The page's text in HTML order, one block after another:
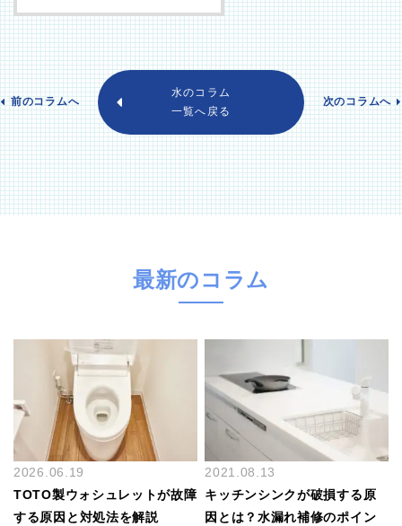
前のコラムへ
水のコラム
一覧へ戻る
次のコラムへ
最新のコラム
2026.06.19
TOTO製ウォシュレットが故障
する原因と対処法を解説
2021.08.13
キッチンシンクが破損する原
因とは？水漏れ補修のポイン